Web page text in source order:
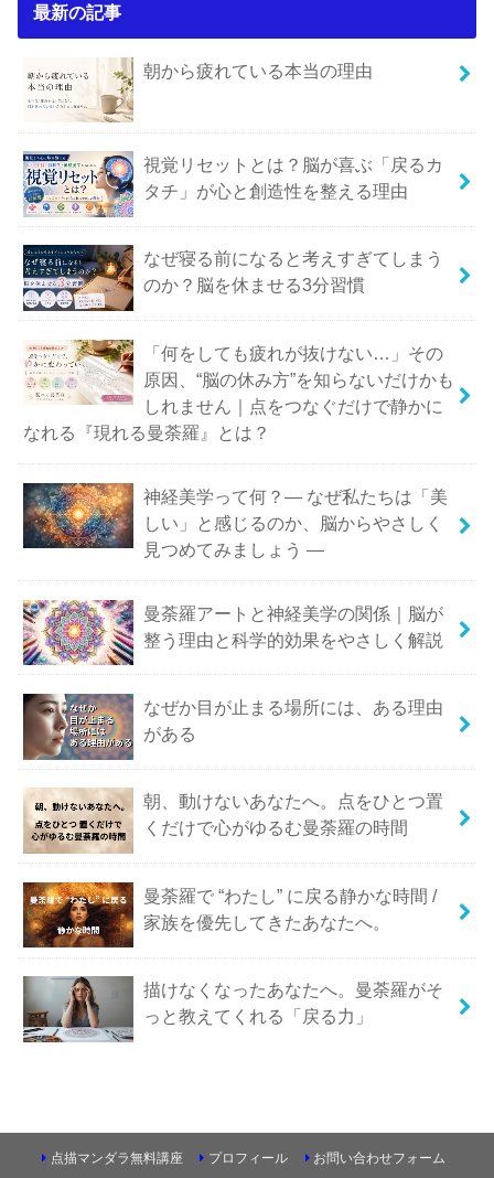
最新の記事
朝から疲れている本当の理由
視覚リセットとは？脳が喜ぶ「戻るカ
タチ」が心と創造性を整える理由
なぜ寝る前になると考えすぎてしまう
のか？脳を休ませる3分習慣
「何をしても疲れが抜けない…」その
原因、“脳の休み方”を知らないだけかも
しれません｜点をつなぐだけで静かに
なれる『現れる曼荼羅』とは？
神経美学って何？― なぜ私たちは「美
しい」と感じるのか、脳からやさしく
見つめてみましょう ―
曼荼羅アートと神経美学の関係｜脳が
整う理由と科学的効果をやさしく解説
なぜか目が止まる場所には、ある理由
がある
朝、動けないあなたへ。点をひとつ置
くだけで心がゆるむ曼荼羅の時間
曼荼羅で “わたし” に戻る静かな時間 /
家族を優先してきたあなたへ。
描けなくなったあなたへ。曼荼羅がそ
っと教えてくれる「戻る力」
点描マンダラ無料講座 プロフィール
お問い合わせフォーム